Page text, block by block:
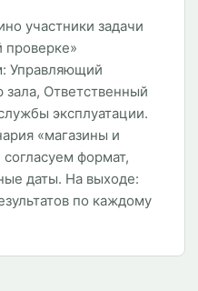
участники задачи
проверке»
Управляющий
Ответственный
эксплуатации.
«магазины и
формат,
даты. На выходе:
по каждому